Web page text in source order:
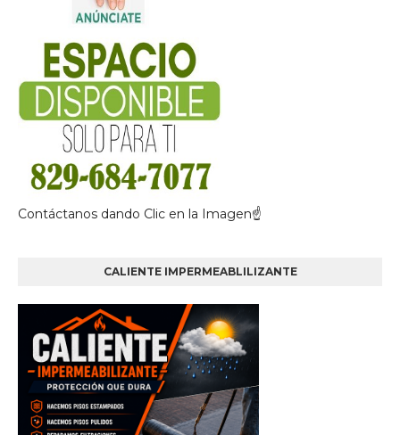
Contáctanos dando Clic en la Imagen☝
CALIENTE IMPERMEABLILIZANTE